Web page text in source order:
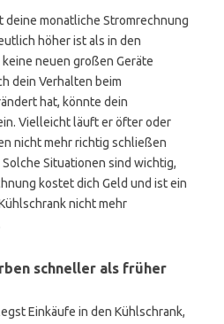
deine monatliche Stromrechnung
höher ist als in den
neuen großen Geräte
dein Verhalten beim
hat, könnte dein
Vielleicht läuft er öfter oder
nicht mehr richtig schließen
Situationen sind wichtig,
kostet dich Geld und ist ein
nicht mehr
schneller als früher
Einkäufe in den Kühlschrank,